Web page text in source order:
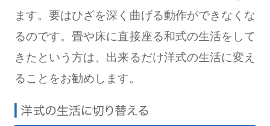
ます。要はひざを深く曲げる動作ができなくな
るのです。畳や床に直接座る和式の生活をして
きたという方は、出来るだけ洋式の生活に変え
ることをお勧めします。